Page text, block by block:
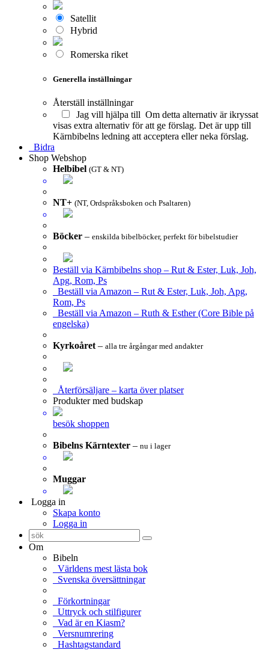
Satellit
Hybrid
Romerska riket
Generella inställningar
Återställ inställningar
Jag vill hjälpa till Om detta alternativ är ikryssat
visas extra alternativ för att ge förslag. Det är upp till
Kärnbibelns ledning att acceptera eller neka förslag.
Bidra
Shop Webshop
Helbibel (GT & NT)
NT+ (NT, Ordspråksboken och Psaltaren)
Böcker – enskilda bibelböcker, perfekt för bibelstudier
Beställ via Kärnbibelns shop – Rut & Ester, Luk, Joh,
Apg, Rom, Ps
Beställ via Amazon – Rut & Ester, Luk, Joh, Apg,
Rom, Ps
Beställ via Amazon – Ruth & Esther (Core Bible på
engelska)
Kyrkoåret – alla tre årgångar med andakter
Återförsäljare – karta över platser
Produkter med budskap
besök shoppen
Bibelns Kärntexter – nu i lager
Muggar
Logga in
Skapa konto
Logga in
Om
Bibeln
Världens mest lästa bok
Svenska översättningar
Förkortningar
Uttryck och stilfigurer
Vad är en Kiasm?
Versnumrering
Hashtagstandard